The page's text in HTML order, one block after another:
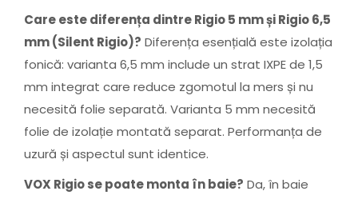
Care este diferența dintre Rigio 5 mm și Rigio 6,5
mm (Silent Rigio)? Diferența esențială este izolația
fonică: varianta 6,5 mm include un strat IXPE de 1,5
mm integrat care reduce zgomotul la mers și nu
necesită folie separată. Varianta 5 mm necesită
folie de izolație montată separat. Performanța de
uzură și aspectul sunt identice.
VOX Rigio se poate monta în baie? Da, în baie